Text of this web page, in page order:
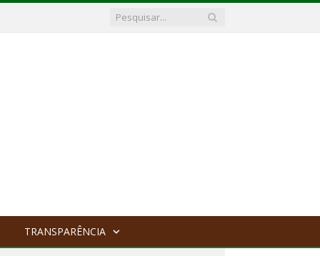
TRANSPARÊNCIA